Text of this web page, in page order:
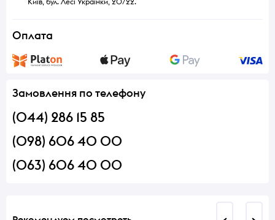
Оплата
Замовлення по телефону
(044) 286 15 85
(098) 606 40 00
(063) 606 40 00